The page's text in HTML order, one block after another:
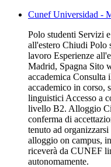
Cunef Universidad -
Polo studenti Servizi
all'estero Chiudi Polo
lavoro Esperienze
Madrid, Spagna Sito
accademica Consulta
accademico in corso,
linguistici Accesso a
livello B2. Alloggio
conferma di
tenuto ad
alloggio on campus,
riceverà da CUNEF
autonomamente.